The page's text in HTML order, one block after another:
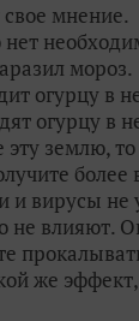
мнение.
огурцу в
огурцу в
землю, то
более
и вирусы не
не влияют.
же